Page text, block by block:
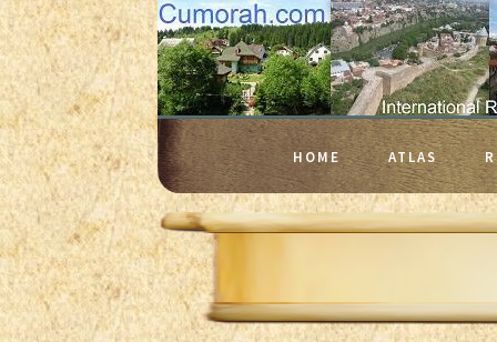
HOME ATLAS